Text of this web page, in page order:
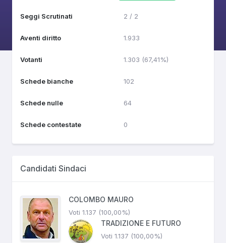
Seggi Scrutinati 2 / 2
Aventi diritto 1.933
Votanti 1.303 (67,41%)
Schede bianche 102
Schede nulle 64
Schede contestate 0
Candidati Sindaci
COLOMBO MAURO
Voti 1.137 (100,00%)
TRADIZIONE E FUTURO
Voti 1.137 (100,00%)